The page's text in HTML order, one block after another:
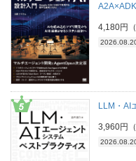
4,180円（
LLM・AI
3,960円（